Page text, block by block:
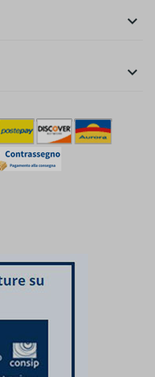

